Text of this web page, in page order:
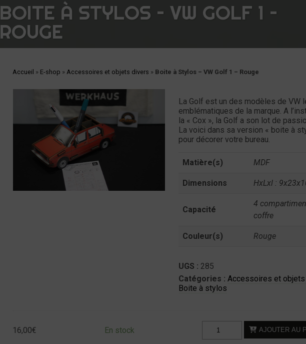
BOITE À STYLOS – VW GOLF 1 –
ROUGE
Accueil » E-shop » Accessoires et objets divers » Boite à Stylos – VW Golf 1 – Rouge
La Golf est un des modèles de VW
emblématiques de la marque. A
la « Cox », la Golf a son lot de
La voici dans sa version « boite à
pour décorer votre bureau.
Matière(s) MDF
Dimensions HxLxl :
Capacité
4
coffre
Couleur(s) Rouge
UGS : 285
Catégories : Accessoires et
Boite à stylos
16,00€ En stock
quantité
de
AJOUTER AU